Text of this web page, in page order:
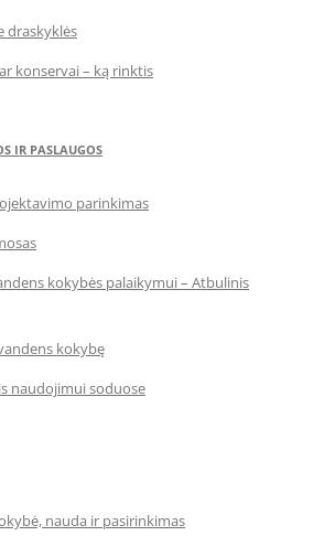
draskyklės
konservai – ką rinktis
IR PASLAUGOS
parinkimas
kokybės palaikymui – Atbulinis
kokybę
naudojimui soduose
nauda ir pasirinkimas